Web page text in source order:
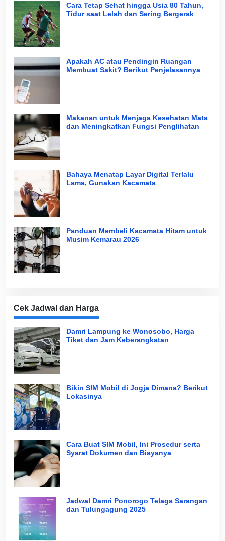
Cara Tetap Sehat hingga Usia 80 Tahun,
Tidur saat Lelah dan Sering Bergerak
Apakah AC atau Pendingin Ruangan
Membuat Sakit? Berikut Penjelasannya
Makanan untuk Menjaga Kesehatan Mata
dan Meningkatkan Fungsi Penglihatan
Bahaya Menatap Layar Digital Terlalu
Lama, Gunakan Kacamata
Panduan Membeli Kacamata Hitam untuk
Musim Kemarau 2026
Cek Jadwal dan Harga
Damri Lampung ke Wonosobo, Harga
Tiket dan Jam Keberangkatan
Bikin SIM Mobil di Jogja Dimana? Berikut
Lokasinya
Cara Buat SIM Mobil, Ini Prosedur serta
Syarat Dokumen dan Biayanya
Jadwal Damri Ponorogo Telaga Sarangan
dan Tulungagung 2025